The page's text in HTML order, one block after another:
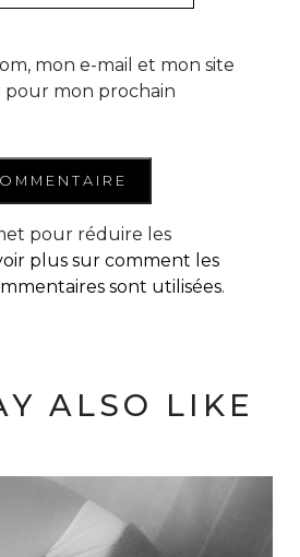
mon e-mail et mon site
pour mon prochain
pour réduire les
plus sur comment les
sont utilisées.
ALSO LIKE